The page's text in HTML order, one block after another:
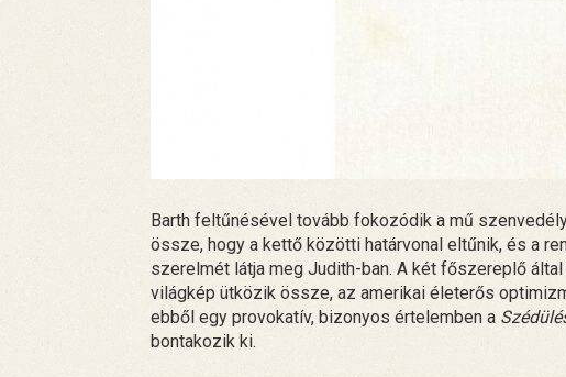
Barth feltűnésével tovább fokozódik a mű
össze, hogy a kettő közötti határvonal eltűnik, és a
szerelmét látja meg Judith-ban. A két főszereplő
világkép ütközik össze, az amerikai életerős
ebből egy provokatív, bizonyos értelemben a
bontakozik ki.